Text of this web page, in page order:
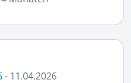
- 11.04.2026